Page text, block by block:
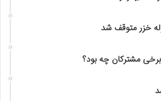
خزر متوقف شد
مشترکان چه بود؟